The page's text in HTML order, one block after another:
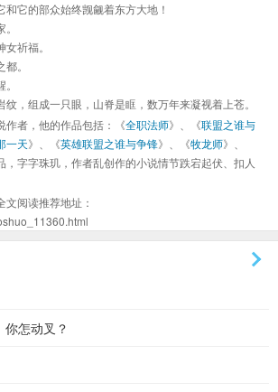
它的部众始终觊觎着东方大地！
祈福。
。
，组成一只眼，山脊是眶，数万年来凝视着上苍。
作者，他的作品包括：《全职法师》、《联盟之谁与
一天》、《英雄联盟之谁与争锋》、《牧龙师》、
，字字珠玑，作者乱创作的小说情节跌宕起伏、扣人
阅读推荐地址：
怎动叉？